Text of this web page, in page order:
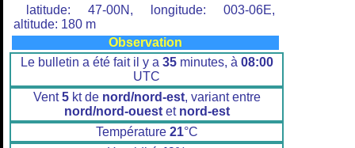
latitude: 47-00N, longitude: 003-06E,
altitude: 180 m
Observation
Le bulletin a été fait il y a 35minutes, à 08:00
UTC
Vent5kt de nord/nord-est, variant entre
nord/nord-ouestet nord-est
Température 21°C